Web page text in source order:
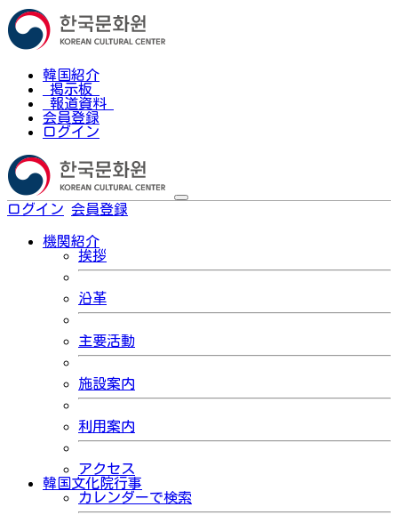
韓国紹介
掲示板
報道資料
会員登録
ログイン
ログイン 会員登録
機関紹介
挨拶
沿革
主要活動
施設案内
利用案内
アクセス
韓国文化院行事
カレンダーで検索